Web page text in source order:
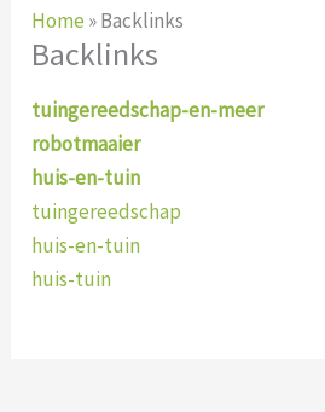
Home »Backlinks
Backlinks
tuingereedschap-en-meer
robotmaaier
huis-en-tuin
tuingereedschap
huis-en-tuin
huis-tuin